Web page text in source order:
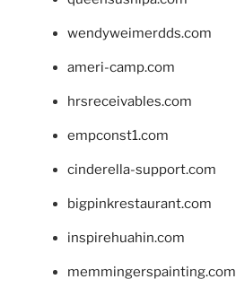
wendyweimerdds.com
ameri-camp.com
hrsreceivables.com
empconst1.com
cinderella-support.com
bigpinkrestaurant.com
inspirehuahin.com
memmingerspainting.com